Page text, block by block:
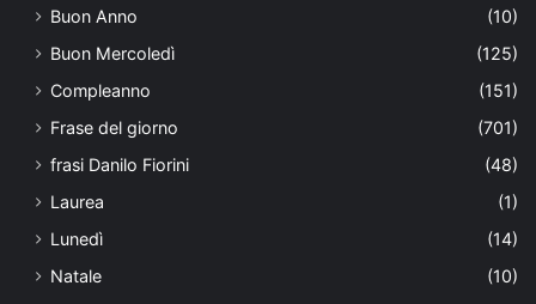
Buon Anno
(10)
Buon Mercoledì
(125)
Compleanno
(151)
Frase del giorno
(701)
frasi Danilo Fiorini
(48)
Laurea
(1)
Lunedì
(14)
Natale
(10)